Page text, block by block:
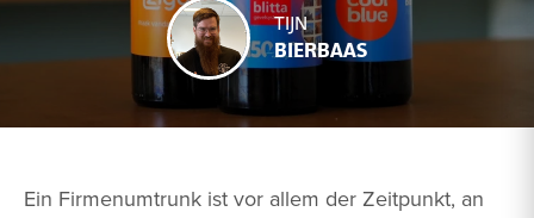
TIJN
BIERBAAS
Ein Firmenumtrunk ist vor allem der Zeitpunkt, an